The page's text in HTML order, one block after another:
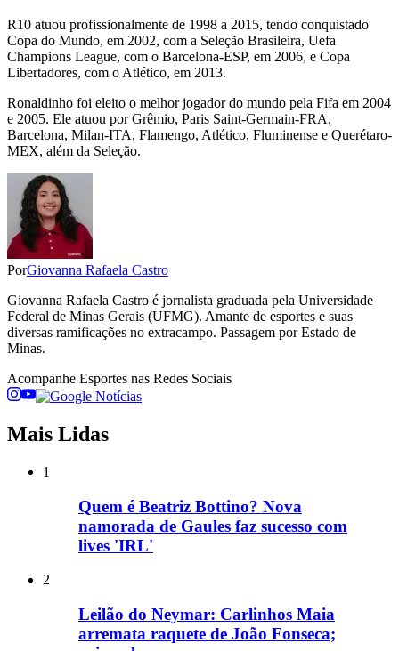
R10 atuou profissionalmente de 1998 a 2015, tendo conquistado
Copa do Mundo, em 2002, com a Seleção Brasileira, Uefa
Champions League, com o Barcelona-ESP, em 2006, e Copa
Libertadores, com o Atlético, em 2013.
Ronaldinho foi eleito o melhor jogador do mundo pela Fifa em 2004
e 2005. Ele atuou por Grêmio, Paris Saint-Germain-FRA,
Barcelona, Milan-ITA, Flamengo, Atlético, Fluminense e Querétaro-
MEX, além da Seleção.
PorGiovanna Rafaela Castro
Giovanna Rafaela Castro é jornalista graduada pela Universidade
Federal de Minas Gerais (UFMG). Amante de esportes e suas
diversas ramificações no extracampo. Passagem por Estado de
Minas.
Acompanhe Esportes nas Redes Sociais
Mais Lidas
1
Quem é Beatriz Bottino? Nova
namorada de Gaules faz sucesso com
lives 'IRL'
2
Leilão do Neymar: Carlinhos Maia
arremata raquete de João Fonseca;